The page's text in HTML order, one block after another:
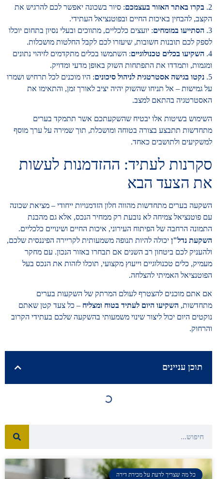
כל מה שצריך לדעת על מכירת דירה
2. בקרו באתר האזור בעצמכם: סיור בשכונה יאפשר לכם להרגיש את
הקצב, להבחין באיכות החיים ובפוטנציאל העתידי.
3. הסתייעו במומחים: יועצים כלכליים, מתווכים ובעלי נסיון בתחום יוכלו
לספק לכם תובנות חשובות, שיעזרו לכם לקבל החלטות מושכלות.
4. השקיעו בכלים טכנולוגיים: השתמשו בכלים מתקדמים לזיהוי נתונים
ומגמות, ותמדדו את התפתחות השוק באופן מדעי ומדויק.
5. נקטו בגישה אסטרטגית לניהול סיכונים: היו מוכנים לכל תרחיש ושמרו
על גמישות – אל תניחו שהשוק יהיה יציב לאורך זמן, והתאימו את
האסטרטגיה בהתאם למצב.
השימוש בשיטות אלו יבטיח שהשקעתכם אשר תתמקד בערים
מתחדשות תתבצע בצורה בטוחה ומושכלת, תוך שמירה על ערך מוסף
למשקיעים ולתושבים כאחד.
סקרנות לעתיד: ההזדמנות לעשות
את הצעד הבא
השקעה בערים מתחדשות מהווה חלון הזדמנויות ייחודי – מציאת שכונה
עם פוטנציאל צמיחה לא נובעת רק ממחיר הנכס, אלא גם מהבנת
התמונה הרחבה של הפיתוח העירוני, איכות החיים ושינויים כלכליים.
השקעת נדל"ן יכולה להיות תנופה משמעותית לקריירה הפיננסית שלכם,
ולהעניק לכם ביטחון רב השנים אם תבחרו באזור הנכון. עם מחקר
מעמיק, כלים טכנולוגיים וייעוץ מקצועי, תוכלו לזהות את הנכס בעל
הפוטנציאל האמיתי להצלחה.
אם אתם מוכנים להצטרף לעולם המרתק של השקעות בערים
מתחדשות, השקיעו היום לעתיד בטוח ומצליח – כל צעד קטן שאתם
נוקטים היום יכול ליצור שינוי משמעותי בהשקעה שלכם בעתידי הקרוב
והרחוק.
תוכן עניינים